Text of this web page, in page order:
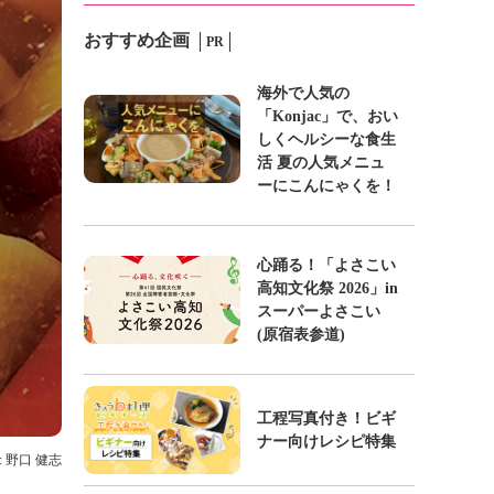
野口 健志
おすすめ企画 PR
海外で人気の
「Konjac」で、おい
しくヘルシーな食生
活 夏の人気メニュ
ーにこんにゃくを！
心踊る！「よさこい
高知文化祭 2026」in
スーパーよさこい
(原宿表参道)
工程写真付き！ビギ
ナー向けレシピ特集